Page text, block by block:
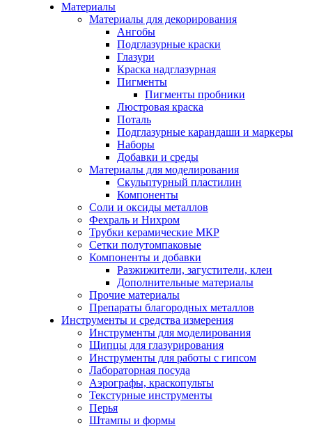
Материалы
Материалы для декорирования
Ангобы
Подглазурные краски
Глазури
Краска надглазурная
Пигменты
Пигменты пробники
Люстровая краска
Поталь
Подглазурные карандаши и маркеры
Наборы
Добавки и среды
Материалы для моделирования
Скульптурный пластилин
Компоненты
Соли и оксиды металлов
Фехраль и Нихром
Трубки керамические МКР
Сетки полутомпаковые
Компоненты и добавки
Разжижители, загустители, клеи
Дополнительные материалы
Прочие материалы
Препараты благородных металлов
Инструменты и средства измерения
Инструменты для моделирования
Щипцы для глазурирования
Инструменты для работы с гипсом
Лабораторная посуда
Аэрографы, краскопульты
Текстурные инструменты
Перья
Штампы и формы